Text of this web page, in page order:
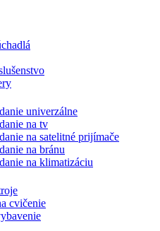
univerzálne
na tv
na satelitné prijímače
na bránu
na klimatizáciu
cvičenie